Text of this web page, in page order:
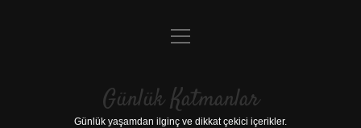
Anasayfa
Yasal Uyarı
menüyü
Günlük Katmanlar
Günlük yaşamdan ilginç ve dikkat çekici içerikler.